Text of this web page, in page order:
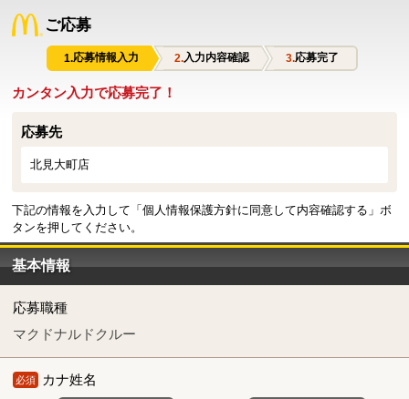
ご応募
応募情報入力 入力内容確認 応募完了
カンタン入力で応募完了！
応募先
北見大町店
下記の情報を入力して「個人情報保護方針に同意して内容確認する」ボ
タンを押してください。
基本情報
応募職種
マクドナルドクルー
必須 カナ姓名